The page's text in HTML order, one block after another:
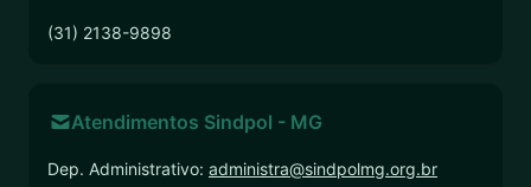
(31) 2138-9898
Atendimentos Sindpol - MG
Dep. Administrativo: administra@sindpolmg.org.br